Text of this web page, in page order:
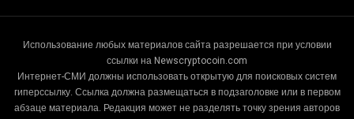
Использование любых материалов сайта разрешается при условии
ссылки на Newscryptocoin.com
Интернет-СМИ должны использовать открытую для поисковых систем
гиперссылку. Ссылка должна размещаться в подзаголовке или в первом
абзаце материала. Редакция может не разделять точку зрения авторов